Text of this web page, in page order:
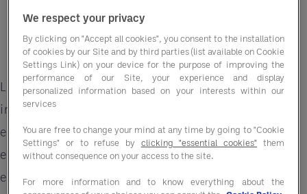
La Transición 5.0 es una iniciativa destinada a
impulsar la transformación digital y energética
en las empresas, promoviendo la eficiencia
energética y la sostenibilidad como nuevo eje
estratégico
We respect your privacy
By clicking on "Accept all cookies", you consent to the installation
of cookies by our Site and by third parties (list available on Cookie
Settings Link) on your device for the purpose of improving the
performance of our Site, your experience and display
personalized information based on your interests within our
services
You are free to change your mind at any time by going to "Cookie
Settings" or to refuse by clicking "essential cookies" them
without consequence on your access to the site.
For more information and to know everything about the